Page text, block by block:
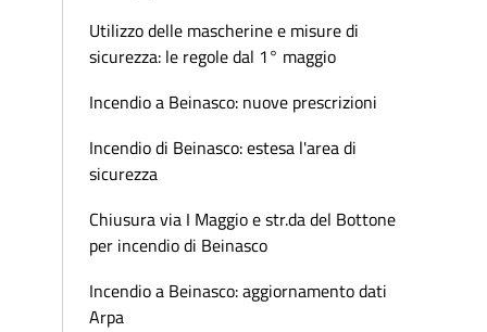
Utilizzo delle mascherine e misure di
sicurezza: le regole dal 1° maggio
Incendio a Beinasco: nuove prescrizioni
Incendio di Beinasco: estesa l'area di
sicurezza
Chiusura via I Maggio e str.da del Bottone
per incendio di Beinasco
Incendio a Beinasco: aggiornamento dati
Arpa